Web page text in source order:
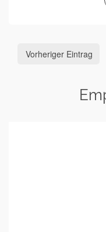
Vorheriger Eintrag